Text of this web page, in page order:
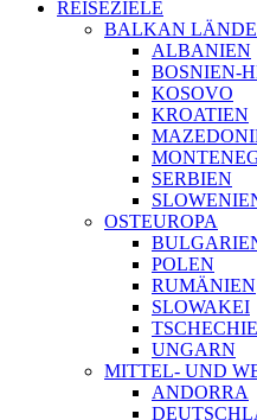
REISEZIELE
BALKAN
ALBANIEN
BOSNIEN-
KOSOVO
KROATIEN
SERBIEN
OSTEUROPA
POLEN
RUMÄNIEN
SLOWAKEI
UNGARN
MITTEL- UND
ANDORRA